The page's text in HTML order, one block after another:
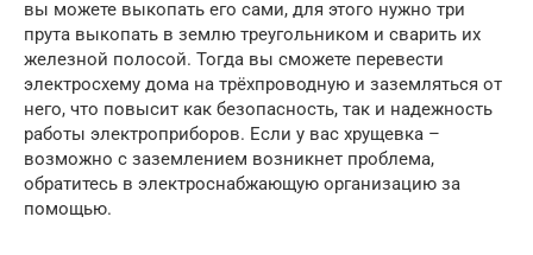
вы можете выкопать его сами, для этого нужно три
прута выкопать в землю треугольником и сварить их
железной полосой. Тогда вы сможете перевести
электросхему дома на трёхпроводную и заземляться от
него, что повысит как безопасность, так и надежность
работы электроприборов. Если у вас хрущевка –
возможно с заземлением возникнет проблема,
обратитесь в электроснабжающую организацию за
помощью.